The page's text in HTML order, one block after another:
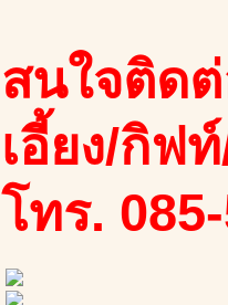
สนใจติด
เอี้ยง/กิฟ
โทร.